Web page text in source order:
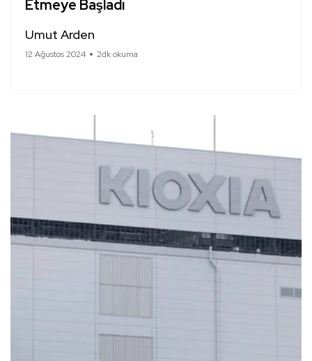
Etmeye Başladı
Umut Arden
12 Ağustos 2024 2dk okuma